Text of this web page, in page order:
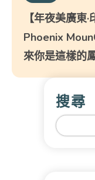
【年夜美廣
Phoenix
來你是這樣的
搜尋